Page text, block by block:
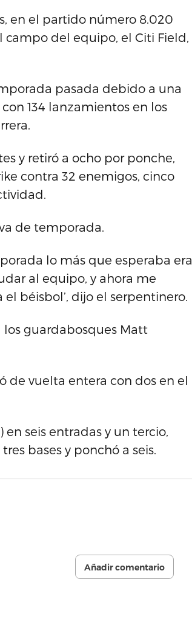
en el partido número 8.020
campo del equipo, el Citi Field,
pasada debido a una
134 lanzamientos en los
y retiró a ocho por ponche,
contra 32 enemigos, cinco
de temporada.
lo más que esperaba era
al equipo, y ahora me
béisbol’, dijo el serpentinero.
los guardabosques Matt
de vuelta entera con dos en el
seis entradas y un tercio,
bases y ponchó a seis.
Añadir comentario